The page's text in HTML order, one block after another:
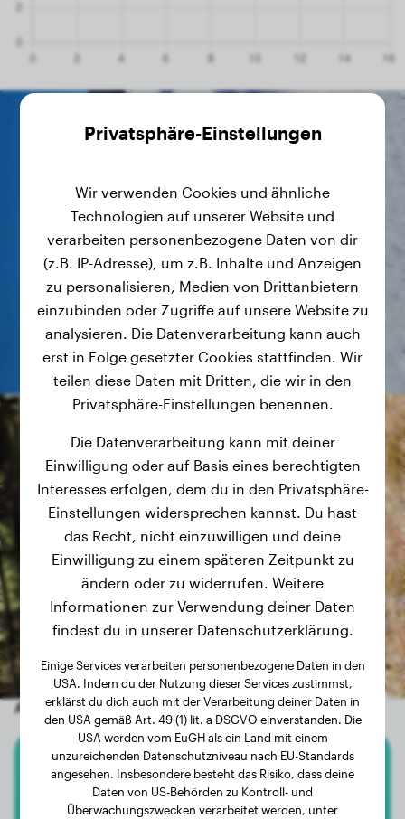
Andere zufällige Hunde
Irischer Wolfshund
Privatsphäre-Einstellungen
Wir verwenden Cookies und ähnliche
Technologien auf unserer Website und
verarbeiten personenbezogene Daten von dir
(z.B. IP-Adresse), um z.B. Inhalte und Anzeigen
zu personalisieren, Medien von Drittanbietern
einzubinden oder Zugriffe auf unsere Website zu
analysieren. Die Datenverarbeitung kann auch
erst in Folge gesetzter Cookies stattfinden. Wir
teilen diese Daten mit Dritten, die wir in den
Privatsphäre-Einstellungen benennen.
Die Datenverarbeitung kann mit deiner
Einwilligung oder auf Basis eines berechtigten
Interesses erfolgen, dem du in den Privatsphäre-
Einstellungen widersprechen kannst. Du hast
das Recht, nicht einzuwilligen und deine
Einwilligung zu einem späteren Zeitpunkt zu
ändern oder zu widerrufen. Weitere
Informationen zur Verwendung deiner Daten
findest du in unserer Datenschutzerklärung.
Einige Services verarbeiten personenbezogene Daten in den
USA. Indem du der Nutzung dieser Services zustimmst,
erklärst du dich auch mit der Verarbeitung deiner Daten in
den USA gemäß Art. 49 (1) lit. a DSGVO einverstanden. Die
USA werden vom EuGH als ein Land mit einem
unzureichenden Datenschutzniveau nach EU-Standards
angesehen. Insbesondere besteht das Risiko, dass deine
Daten von US-Behörden zu Kontroll- und
Überwachungszwecken verarbeitet werden, unter